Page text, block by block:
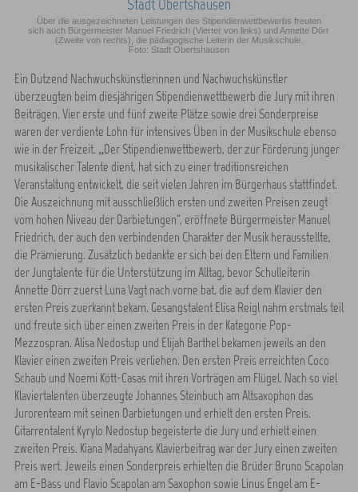
Über die ausgezeichneten Leistungen des Stipendienwettbewerbs freuten
sich auch Bürgermeister Manuel Friedrich (Vierter von links) und Annette Dörr
(Zweite von rechts), die pädagogische Leiterin der Musikschule.
Foto: Stadt Obertshausen
Ein Dutzend Nachwuchskünstlerinnen und Nachwuchskünstler
überzeugten beim diesjährigen Stipendienwettbewerb die Jury mit ihren
Beiträgen. Vier erste und fünf zweite Plätze sowie drei Sonderpreise
waren der verdiente Lohn für intensives Üben in der Musikschule ebenso
wie in der Freizeit. „Der Stipendienwettbewerb, der zur Förderung junger
musikalischer Talente dient, hat sich zu einer traditionsreichen
Veranstaltung entwickelt, die seit vielen Jahren im Bürgerhaus stattfindet.
Die Auszeichnung mit ausschließlich ersten und zweiten Preisen zeugt
vom hohen Niveau der Darbietungen“, eröffnete Bürgermeister Manuel
Friedrich, der auch den verbindenden Charakter der Musik herausstellte,
die Prämierung. Zusätzlich bedankte er sich bei den Eltern und Familien
der Jungtalente für die Unterstützung im Alltag, bevor Schulleiterin
Annette Dörr zuerst Luna Vagt nach vorne bat, die auf dem Klavier den
ersten Preis zuerkannt bekam. Gesangstalent Elisa Reigl nahm erstmals teil
und freute sich über einen zweiten Preis in der Kategorie Pop-
Mezzospran. Alisa Nedostup und Elijah Barthel bekamen jeweils an den
Klavier einen zweiten Preis verliehen. Den ersten Preis erreichten Coco
Schaub und Noemi Kött-Casas mit ihren Vorträgen am Flügel. Nach so viel
Klaviertalenten überzeugte Johannes Steinbuch am Altsaxophon das
Jurorenteam mit seinen Darbietungen und erhielt den ersten Preis.
Gitarrentalent Kyrylo Nedostup begeisterte die Jury und erhielt einen
zweiten Preis. Kiana Madahyans Klavierbeitrag war der Jury einen zweiten
Preis wert. Jeweils einen Sonderpreis erhielten die Brüder Bruno Scapolan
am E-Bass und Flavio Scapolan am Saxophon sowie Linus Engel am E-